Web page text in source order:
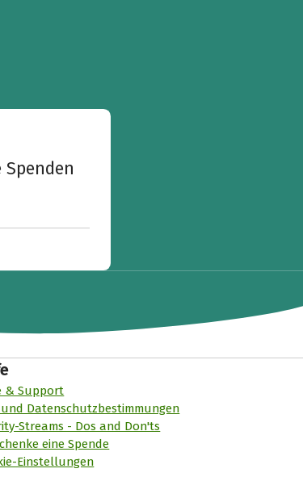
& Support
und Datenschutzbestimmungen
Streams - Dos and Don'ts
eine Spende
Einstellungen